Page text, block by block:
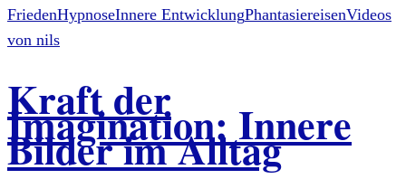
FriedenHypnoseInnere EntwicklungPhantasiereisenVideos
von nils
Kraft der
Imagination: Innere
Bilder im Alltag